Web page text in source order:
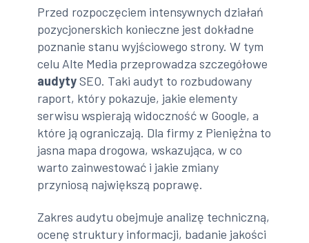
Przed rozpoczęciem intensywnych działań
pozycjonerskich konieczne jest dokładne
poznanie stanu wyjściowego strony. W tym
celu Alte Media przeprowadza szczegółowe
audytySEO. Taki audyt to rozbudowany
raport, który pokazuje, jakie elementy
serwisu wspierają widoczność w Google, a
które ją ograniczają. Dla firmy z Pieniężna to
jasna mapa drogowa, wskazująca, w co
warto zainwestować i jakie zmiany
przyniosą największą poprawę.
Zakres audytu obejmuje analizę techniczną,
ocenę struktury informacji, badanie jakości